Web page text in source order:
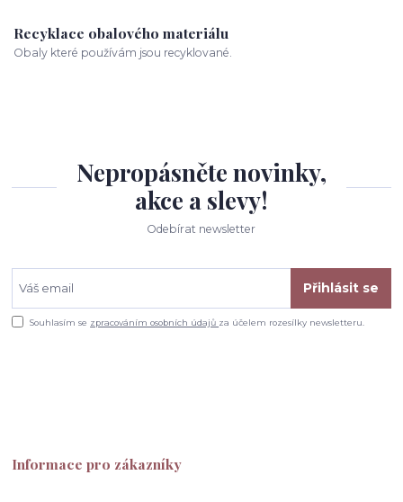
Recyklace obalového materiálu
Obaly které používám jsou recyklované.
Nepropásněte novinky,
akce a slevy!
Odebírat newsletter
Přihlásit se
Souhlasím se zpracováním osobních údajů za účelem rozesílky newsletteru.
Informace pro zákazníky